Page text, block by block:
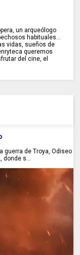
un arqueólogo
habituales...
vidas, sueños de
queremos
del cine, el
guerra de Troya, Odiseo
s...